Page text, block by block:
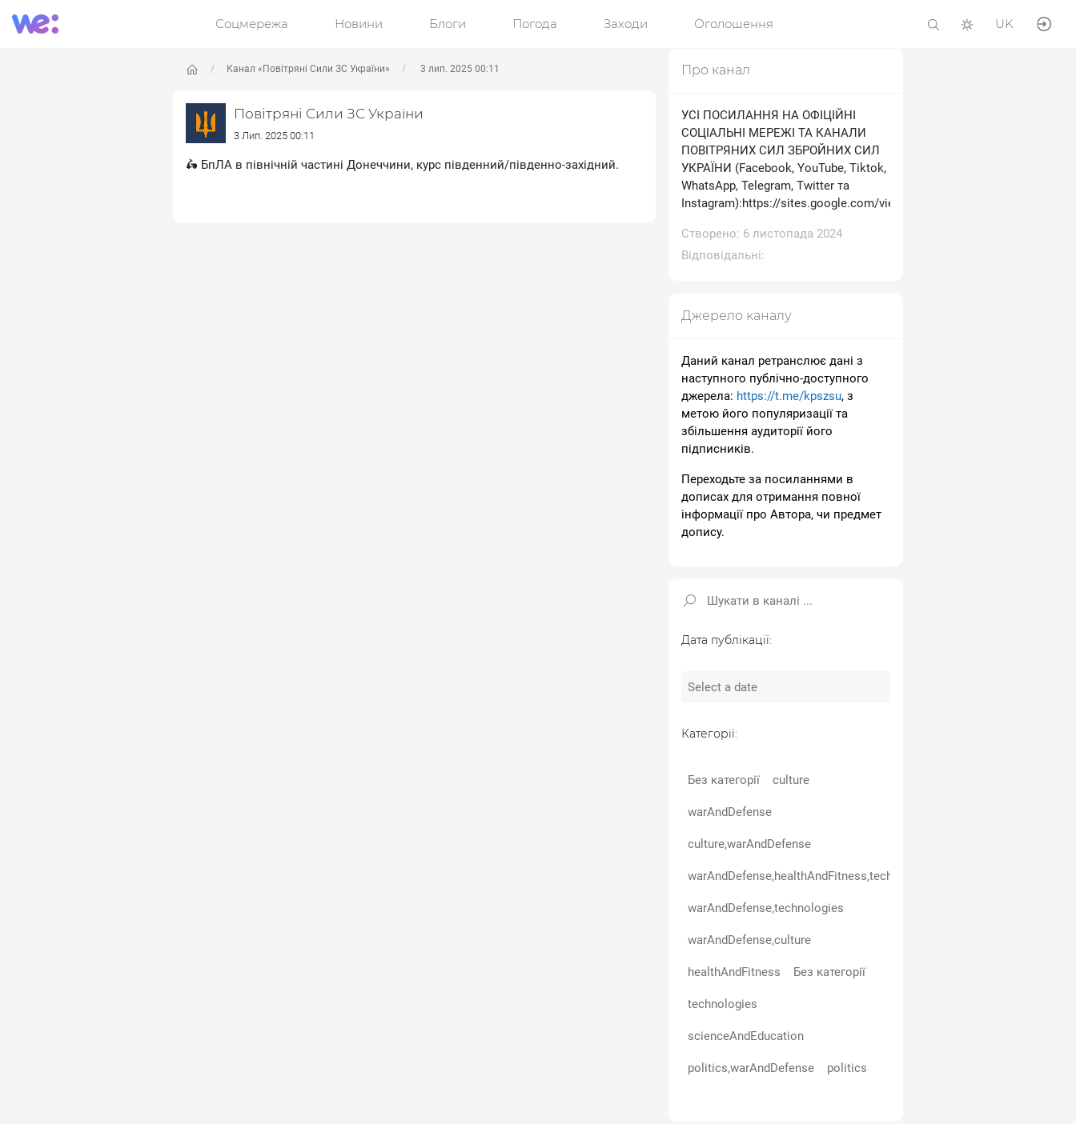
Соцмережа Новини Блоги Погода Заходи Оголошення UK
Канал «Повітряні Сили ЗС України» 3 лип. 2025 00:11
Повітряні Сили ЗС України
3 Лип. 2025 00:11
🛵 БпЛА в північній частині Донеччини, курс південний/південно-західний.
Про канал
УСІ ПОСИЛАННЯ НА ОФІЦІЙНІ
СОЦІАЛЬНІ МЕРЕЖІ ТА КАНАЛИ
ПОВІТРЯНИХ СИЛ ЗБРОЙНИХ СИЛ
УКРАЇНИ (Facebook, YouTube, Tiktok,
WhatsApp, Telegram, Тwitter та
Іnstagram):https://sites.google.com/view/ukrainianairforce
Створено: 6 листопада 2024
Відповідальні:
Джерело каналу
Даний канал ретранслює дані з
наступного публічно-доступного
джерела: https://t.me/kpszsu, з
метою його популяризації та
збільшення аудиторії його
підписників.
Переходьте за посиланнями в
дописах для отримання повної
інформації про Автора, чи предмет
допису.
Дата публікації:
Категорії:
Без категорії culture
warAndDefense
culture,warAndDefense
warAndDefense,healthAndFitness,technologies
warAndDefense,technologies
warAndDefense,culture
healthAndFitness Без категорії
technologies
scienceAndEducation
politics,warAndDefense politics